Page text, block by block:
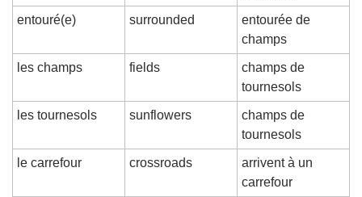
entouré(e) surrounded
entourée de
champs
les champs fields
champs de
tournesols
les tournesols sunflowers
champs de
tournesols
le carrefour crossroads
arrivent à un
carrefour